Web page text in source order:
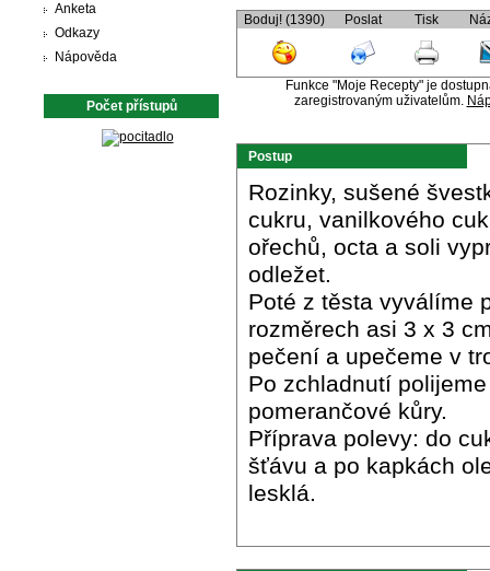
Anketa
Odkazy
Nápověda
Počet přístupů
Boduj! (1390) Poslat Tisk
Funkce "Moje Recepty" je
zaregistrovaným uživatelům.
Postup
Rozinky, sušené
cukru, vanilkového
ořechů, octa a soli
odležet.
Poté z těsta vyválíme
rozměrech asi 3 x 3
pečení a upečeme v
Po zchladnutí
pomerančové kůry.
Příprava polevy: do
šťávu a po kapkách
lesklá.